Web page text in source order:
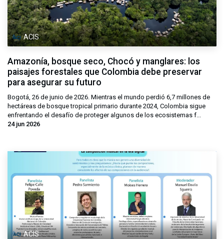
ACIS
Amazonía, bosque seco, Chocó y manglares: los
paisajes forestales que Colombia debe preservar
para asegurar su futuro
Bogotá, 26 de junio de 2026. Mientras el mundo perdió 6,7 millones de
hectáreas de bosque tropical primario durante 2024, Colombia sigue
enfrentando el desafío de proteger algunos de los ecosistemas f...
24 jun 2026
ACIS